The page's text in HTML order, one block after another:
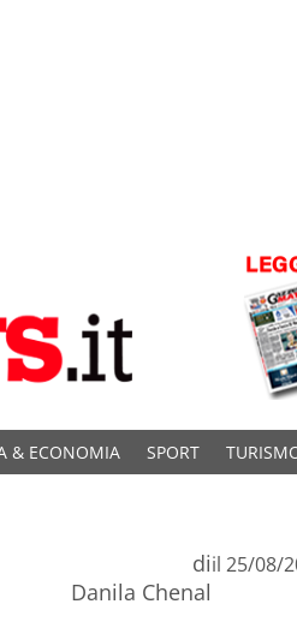
& ECONOMIA SPORT
di
Danila Chenal
il 25/08/